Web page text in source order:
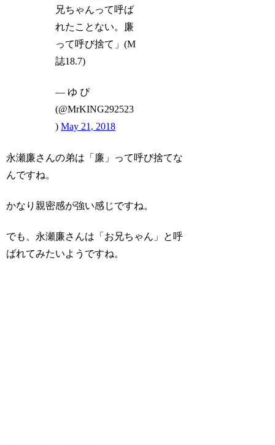
兄ちゃんって呼ば
れたことない。廉
って呼び捨て」(M
誌18.7)
— ゆ ぴ
(@MrKING292523
)May 21, 2018
永瀬廉さんの弟は「廉」って呼び捨てな
んですね。
かなり親密感が強い感じですね。
でも、永瀬廉さんは「お兄ちゃん」と呼
ばれてみたいようですね。